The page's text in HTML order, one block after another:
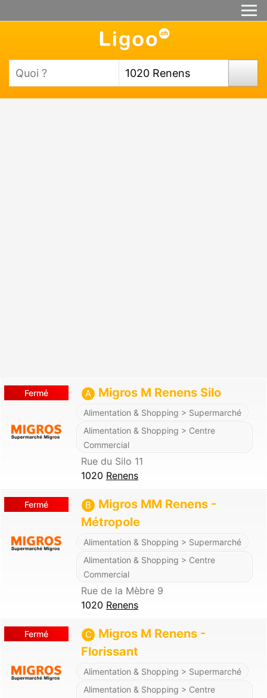
Fermé A Migros M Renens Silo
Alimentation & Shopping > Supermarché
Alimentation & Shopping > Centre
Commercial
Rue du Silo 11
1020 Renens
Fermé B
Migros MM Renens -
Métropole
Alimentation & Shopping > Supermarché
Alimentation & Shopping > Centre
Commercial
Rue de la Mèbre 9
1020 Renens
Fermé C
Migros M Renens -
Florissant
Alimentation & Shopping > Supermarché
Alimentation & Shopping > Centre